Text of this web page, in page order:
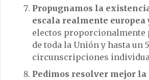
Propugnamos la
escala realmente europea
electos proporcionalmente
de toda la Unión y hasta un
circunscripciones
Pedimos resolver mejor